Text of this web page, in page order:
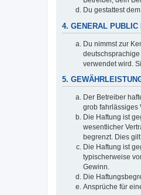
Du gestattest
4. GENERAL PUBLIC
Du nimmst zur
verwendet wird.
5.
Der Betreiber
grob fahrlässiges
Die Haftung ist
wesentlicher
begrenzt. Dies
Die Haftung ist
typischerweise
Gewinn.
Die
Ansprüche für